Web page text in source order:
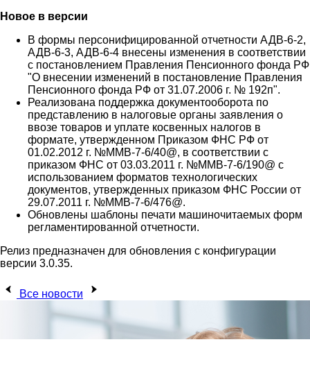
Новое в версии
В формы персонифицированной отчетности АДВ-6-2,
АДВ-6-3, АДВ-6-4 внесены изменения в соответствии
с постановлением Правления Пенсионного фонда РФ
"О внесении изменений в постановление Правления
Пенсионного фонда РФ от 31.07.2006 г. № 192п".
Реализована поддержка документооборота по
представлению в налоговые органы заявления о
ввозе товаров и уплате косвенных налогов в
формате, утвержденном Приказом ФНС РФ от
01.02.2012 г. №ММВ-7-6/40@, в соответствии с
приказом ФНС от 03.03.2011 г. №ММВ-7-6/190@ с
использованием форматов технологических
документов, утвержденных приказом ФНС России от
29.07.2011 г. №ММВ-7-6/476@.
Обновлены шаблоны печати машиночитаемых форм
регламентированной отчетности.
Релиз предназначен для обновления с конфигурации
версии 3.0.35.
Все новости